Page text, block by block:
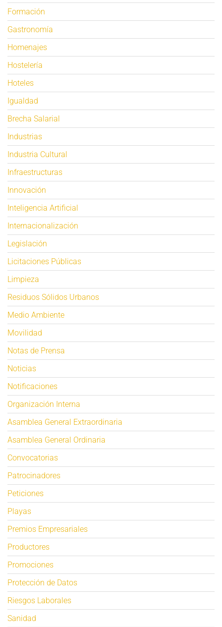
Formación
Gastronomía
Homenajes
Hostelería
Hoteles
Igualdad
Brecha Salarial
Industrias
Industria Cultural
Infraestructuras
Innovación
Inteligencia Artificial
Internacionalización
Legislación
Licitaciones Públicas
Limpieza
Residuos Sólidos Urbanos
Medio Ambiente
Movilidad
Notas de Prensa
Noticias
Notificaciones
Organización Interna
Asamblea General Extraordinaria
Asamblea General Ordinaria
Convocatorias
Patrocinadores
Peticiones
Playas
Premios Empresariales
Productores
Promociones
Protección de Datos
Riesgos Laborales
Sanidad